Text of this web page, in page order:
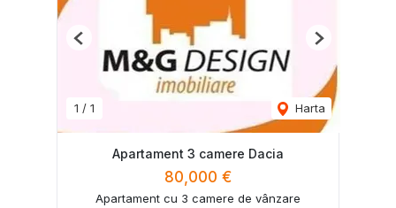
1 / 1 Harta
Previous Next
Apartament 3 camere Dacia
80,000 €
Apartament cu 3 camere de vânzare